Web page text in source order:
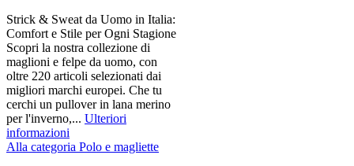
Strick & Sweat da Uomo in Italia:
Comfort e Stile per Ogni Stagione
Scopri la nostra collezione di
maglioni e felpe da uomo, con
oltre 220 articoli selezionati dai
migliori marchi europei. Che tu
cerchi un pullover in lana merino
per l'inverno,... Ulteriori
informazioni
Alla categoria Polo e magliette